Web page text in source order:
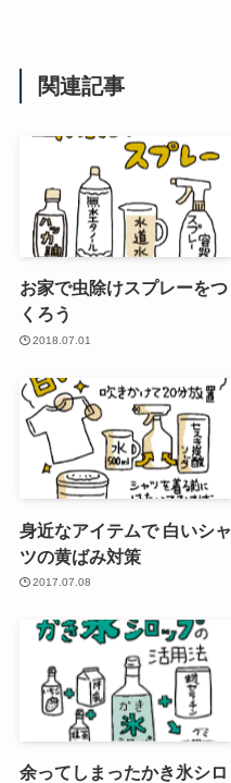
関連記事
お家で虫除けスプレーをつ
くろう
2018.07.01
身近なアイテムで 白いシャ
ツの黄ばみ対策
2017.07.08
余ってしまったかき氷シロ